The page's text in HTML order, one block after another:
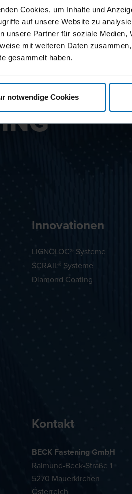
Cookies, um Inhalte und
auf unsere Website zu
unsere Partner für soziale
mit weiteren Daten
gesammelt haben.
notwendige Cookies
Innovationen
LIGNOLOC® Systeme
SCRAIL® Systeme
Diamond Coating
Kontakt
BECK Fastening GmbH
Raimund-Beck-Straße 1
5270 Mauerkirchen
Österreich